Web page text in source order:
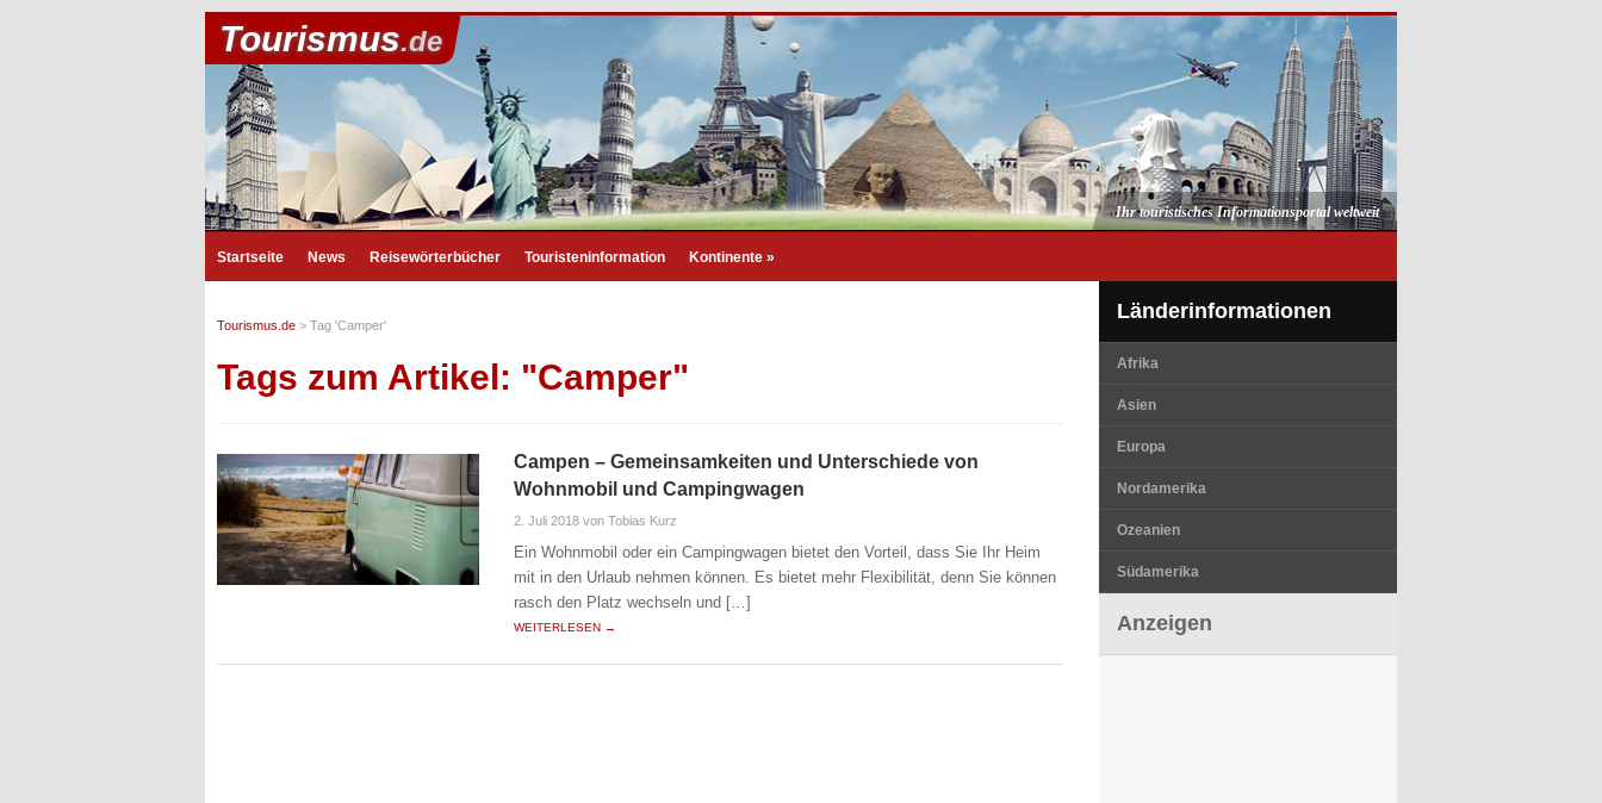
Tourismus.de
Ihr touristisches Informationsportal weltweit
Startseite News Reisewörterbücher Touristeninformation Kontinente »
Tourismus.de > Tag 'Camper'
Tags zum Artikel: "Camper"
Campen – Gemeinsamkeiten und Unterschiede von
Wohnmobil und Campingwagen
2. Juli 2018 von Tobias Kurz
Ein Wohnmobil oder ein Campingwagen bietet den Vorteil, dass Sie Ihr Heim
mit in den Urlaub nehmen können. Es bietet mehr Flexibilität, denn Sie können
rasch den Platz wechseln und […]
WEITERLESEN →
Länderinformationen
Afrika
Asien
Europa
Nordamerika
Ozeanien
Südamerika
Anzeigen